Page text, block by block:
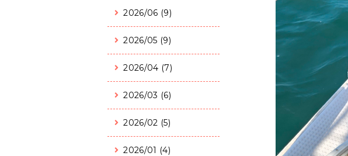
2026/06 (9)
2026/05 (9)
2026/04 (7)
2026/03 (6)
2026/02 (5)
2026/01 (4)